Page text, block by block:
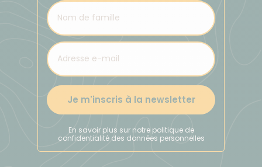
Je m'inscris à la newsletter
En savoir plus sur notre politique de
confidentialité des données personnelles